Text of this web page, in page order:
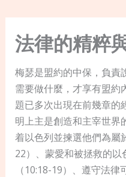
法律的精粹
梅瑟是盟約的中保，負責
需要做什麼，才享有盟約
題已多次出現在前幾章的
明上主是創造和主宰世界
着以色列並揀選他們為屬
22）、蒙愛和被拯救的以
（10:18-19）、遵守法